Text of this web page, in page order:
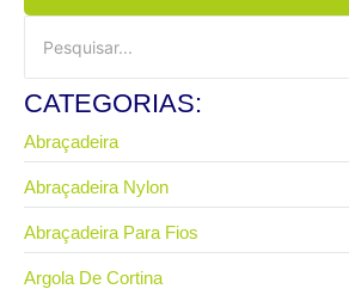
CATEGORIAS:
Abraçadeira
Abraçadeira Nylon
Abraçadeira Para Fios
Argola De Cortina